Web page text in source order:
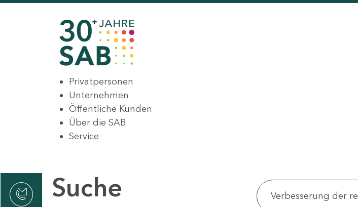
Privatpersonen
Unternehmen
Öffentliche Kunden
Über die SAB
Service
Suche